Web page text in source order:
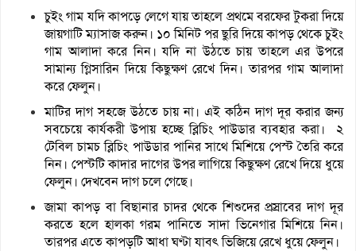
চুইং গাম যদি কাপড়ে লেগে যায় তাহলে প্রথমে বরফের টুকরা দিয়ে
জায়গাটি ম্যাসাজ করুন। ১০ মিনিট পর ছুরি দিয়ে কাপড় থেকে চুইং
গাম আলাদা করে নিন। যদি না উঠতে চায় তাহলে এর উপরে
সামান্য গ্লিসারিন দিয়ে কিছুক্ষণ রেখে দিন। তারপর গাম আলাদা
করে ফেলুন।
মাটির দাগ সহজে উঠতে চায় না। এই কঠিন দাগ দূর করার জন্য
সবচেয়ে কার্যকরী উপায় হচ্ছে ব্লিচিং পাউডার ব্যবহার করা। ২
টেবিল চামচ ব্লিচিং পাউডার পানির সাথে মিশিয়ে পেস্ট তৈরি করে
নিন। পেস্টটি কাদার দাগের উপর লাগিয়ে কিছুক্ষণ রেখে দিয়ে ধুয়ে
ফেলুন। দেখবেন দাগ চলে গেছে।
জামা কাপড় বা বিছানার চাদর থেকে শিশুদের প্রস্রাবের দাগ দূর
করতে হলে হালকা গরম পানিতে সাদা ভিনেগার মিশিয়ে নিন।
তারপর এতে কাপড়টি আধা ঘণ্টা যাবৎ ভিজিয়ে রেখে ধুয়ে ফেলুন।